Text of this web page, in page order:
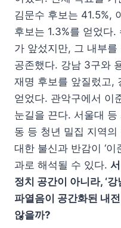
김문수 후보는 41.5%,
후보는 1.3%를 얻었다.
가 앞섰지만, 그 내부
공존했다. 강남 3구와
재명 후보를 앞질렀고,
얻었다. 관악구에서 이
눈길을 끈다. 서울대
동 등 청년 밀집 지역의
대한 불신과 반감이 ‘이
과로 해석될 수 있다.
정치 공간이 아니라, ‘
파열음이 공간화된 내
않을까?